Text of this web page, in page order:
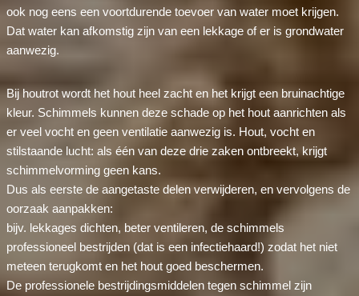
ook nog eens een voortdurende toevoer van water moet krijgen.
Dat water kan afkomstig zijn van een lekkage of er is grondwater
aanwezig.
Bij houtrot wordt het hout heel zacht en het krijgt een bruinachtige
kleur. Schimmels kunnen deze schade op het hout aanrichten als
er veel vocht en geen ventilatie aanwezig is. Hout, vocht en
stilstaande lucht: als één van deze drie zaken ontbreekt, krijgt
schimmelvorming geen kans.
Dus als eerste de aangetaste delen verwijderen, en vervolgens de
oorzaak aanpakken:
bijv. lekkages dichten, beter ventileren, de schimmels
professioneel bestrijden (dat is een infectiehaard!) zodat het niet
meteen terugkomt en het hout goed beschermen.
De professionele bestrijdingsmiddelen tegen schimmel zijn